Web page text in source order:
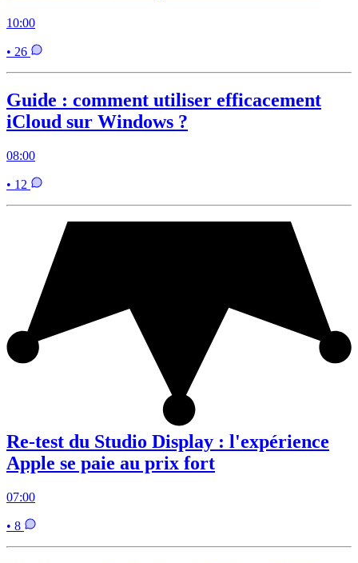
10:00
• 26
Guide : comment utiliser efficacement
iCloud sur Windows ?
08:00
• 12
Re-test du Studio Display : l'expérience
Apple se paie au prix fort
07:00
• 8